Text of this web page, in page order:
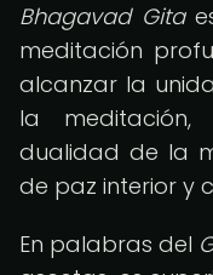
Bhagavad Gita
meditación
alcanzar la
la
dualidad de la
de paz interior y
En palabras del